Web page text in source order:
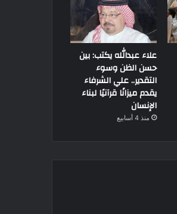
علاء عبدالله يكتب: بين
حسن الظن وسوء
التقدير.. علي الشرفاء
يقدم ميزانًا قرآنيًا لبناء
الإنسان
منذ 4 أسابيع